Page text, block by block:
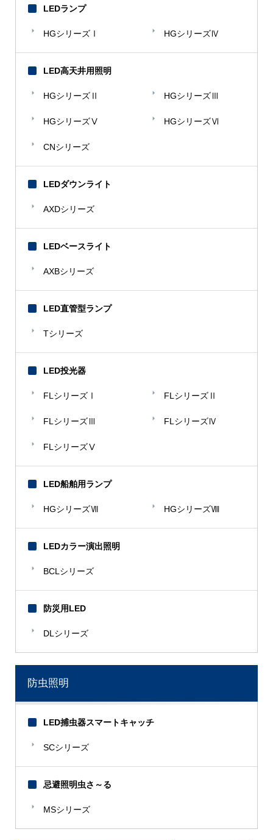
LEDランプ
HGシリーズⅠ HGシリーズⅣ
LED高天井用照明
HGシリーズⅡ HGシリーズⅢ
HGシリーズⅤ HGシリーズⅥ
CNシリーズ
LEDダウンライト
AXDシリーズ
LEDベースライト
AXBシリーズ
LED直管型ランプ
Tシリーズ
LED投光器
FLシリーズⅠ FLシリーズⅡ
FLシリーズⅢ FLシリーズⅣ
FLシリーズⅤ
LED船舶用ランプ
HGシリーズⅦ HGシリーズⅧ
LEDカラー演出照明
BCLシリーズ
防災用LED
DLシリーズ
防虫照明
LED捕虫器スマートキャッチ
SCシリーズ
忌避照明虫さ～る
MSシリーズ